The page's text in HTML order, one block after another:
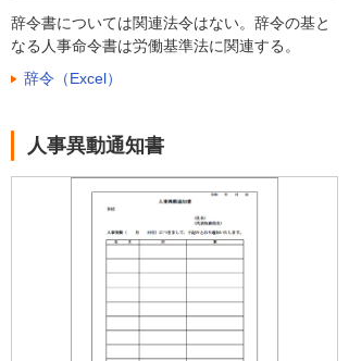
辞令書については関連法令はない。辞令の基と
なる人事命令書は労働基準法に関連する。
辞令（Excel）
人事異動通知書